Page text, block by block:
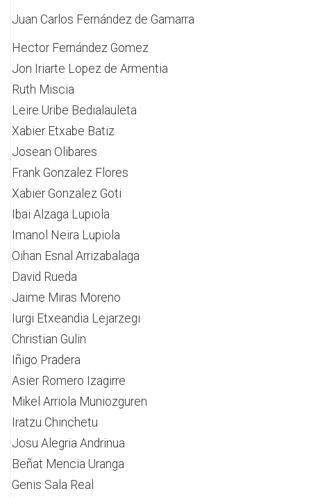
Juan Carlos Fernández de Gamarra
Hector Fernández Gomez
Jon Iriarte Lopez de Armentia
Ruth Miscia
Leire Uribe Bedialauleta
Xabier Etxabe Batiz
Josean Olibares
Frank Gonzalez Flores
Xabier Gonzalez Goti
Ibai Alzaga Lupiola
Imanol Neira Lupiola
Oihan Esnal Arrizabalaga
David Rueda
Jaime Miras Moreno
Iurgi Etxeandia Lejarzegi
Christian Gulin
Iñigo Pradera
Asier Romero Izagirre
Mikel Arriola Muniozguren
Iratzu Chinchetu
Josu Alegria Andrinua
Beñat Mencia Uranga
Genis Sala Real